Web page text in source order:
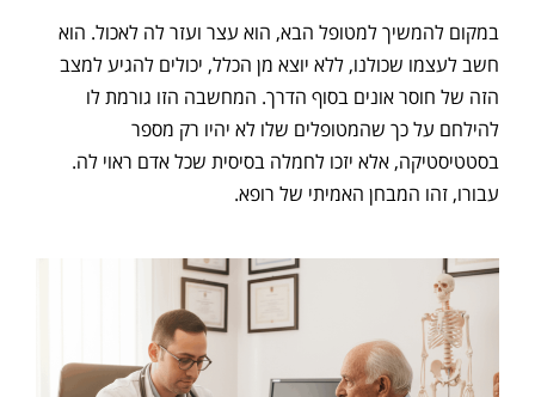
במקום להמשיך למטופל הבא, הוא עצר ועזר לה לאכול. הוא
חשב לעצמו שכולנו, ללא יוצא מן הכלל, יכולים להגיע למצב
הזה של חוסר אונים בסוף הדרך. המחשבה הזו גורמת לו
להילחם על כך שהמטופלים שלו לא יהיו רק מספר
בסטטיסטיקה, אלא יזכו לחמלה בסיסית שכל אדם ראוי לה.
עבורו, זהו המבחן האמיתי של רופא.